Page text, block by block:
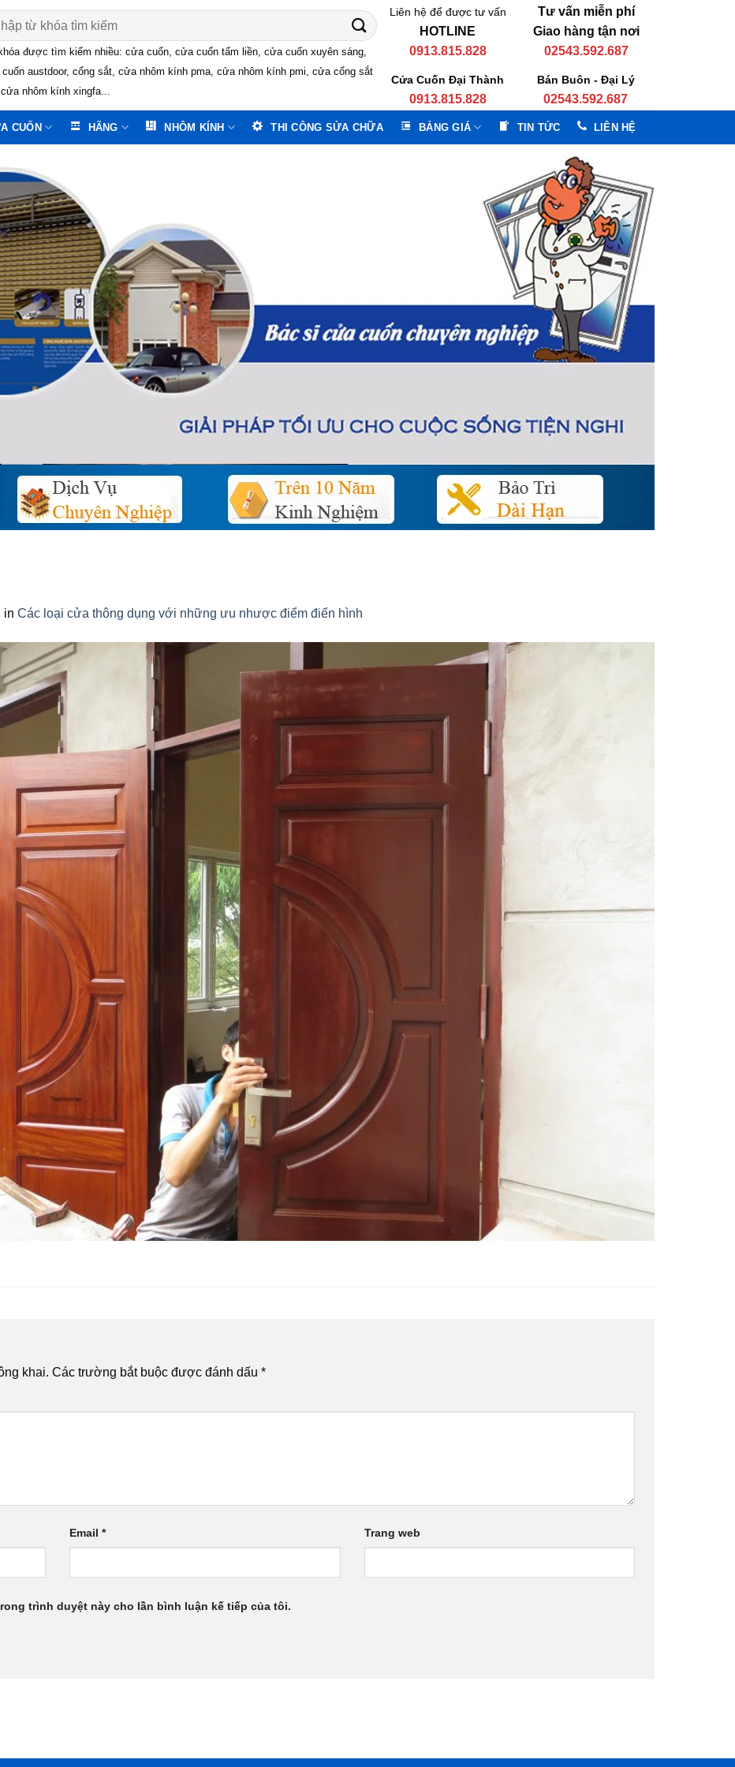
được tìm kiếm nhiều: cửa cuốn, cửa cuốn tấm liền, cửa cuốn xuyên sáng,
austdoor, cổng sắt, cửa nhôm kính pma, cửa nhôm kính pmi, cửa cổng sắt
cửa nhôm kính xingfa...
Liên hệ để được tư vấn
HOTLINE
0913.815.828
Tư vấn miễn phí
Giao hàng tận nơi
02543.592.687
Cửa Cuốn Đại Thành
0913.815.828
Bán Buôn - Đại Lý
02543.592.687
CUỐN HÃNG NHÔM KÍNH THI CÔNG SỬA CHỮA BẢNG GIÁ TIN TỨC LIÊN HỆ
in Các loại cửa thông dụng với những ưu nhược điểm điển hình
khai. Các trường bắt buộc được đánh dấu *
Email* Trang web
trình duyệt này cho lần bình luận kế tiếp của tôi.